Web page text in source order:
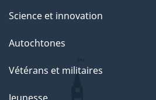
Science et innovation
Autochtones
Vétérans et militaires